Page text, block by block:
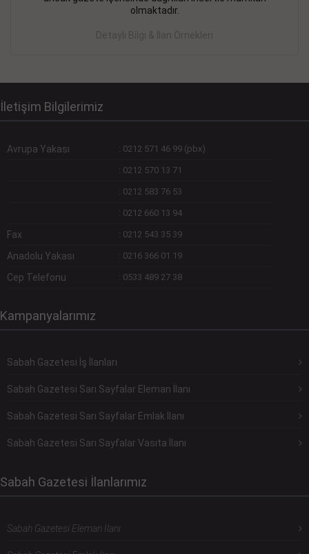
olmaktadır.
Detaylı Bilgi & İlan Örnekleri
İletişim Bilgilerimiz
Avrupa Yakası : 0212 571 46 99 (pbx)
: 0212 570 13 71
: 0212 583 76 53
: 0212 660 13 94
Fax : 0212 543 35 39
Anadolu Yakası : 0216 366 01 19
Cep Telefonu : 0533 489 27 38
Kampanyalarımız
Sabah Gazetesi İş İlanları
Sabah Gazetesi Sarı Sayfalar Eleman İlanı
Sabah Gazetesi Sarı Sayfalar Emlak İlanı
Sabah Gazetesi Sarı Sayfalar Vasıta İlanı
Sabah Gazetesi İlanlarımız
Sabah Gazetesi Eleman İlanı
Devamını Gör